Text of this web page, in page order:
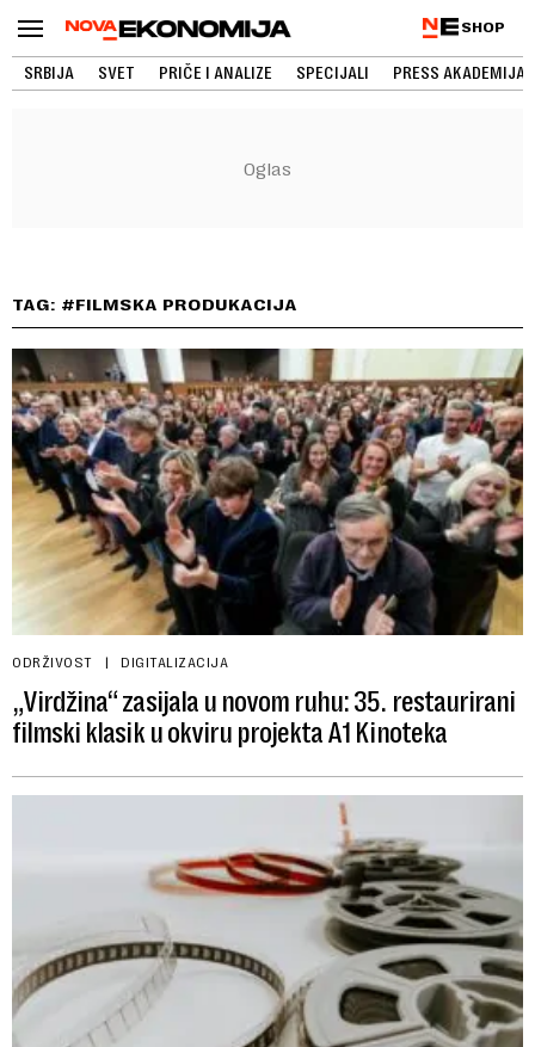
SHOP
SRBIJA SVET PRIČE I ANALIZE SPECIJALI PRESS AKADEMIJA
TAG: #FILMSKA PRODUKACIJA
ODRŽIVOST DIGITALIZACIJA
„Virdžina“ zasijala u novom ruhu: 35. restaurirani
filmski klasik u okviru projekta A1 Kinoteka